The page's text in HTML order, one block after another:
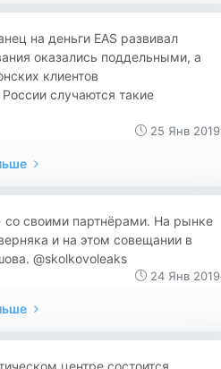
на деньги EAS развивал
оказались поддельными, а
клиентов
случаются такие
25 Янв 2019
со своими партнёрами. На рынке
и на этом совещании в
@skolkovoleaks
24 Янв 2019
центре состоится